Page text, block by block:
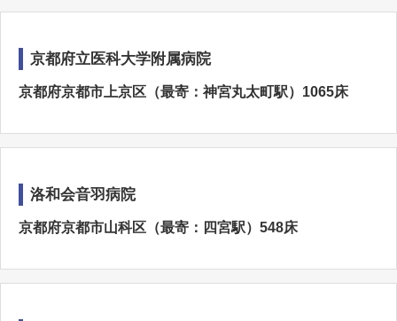
京都府立医科大学附属病院
京都府京都市上京区（最寄：神宮丸太町駅）1065床
洛和会音羽病院
京都府京都市山科区（最寄：四宮駅）548床